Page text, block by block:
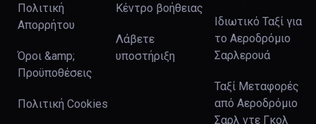
Πολιτική
Απορρήτου
Όροι &amp;
Προϋποθέσεις
Πολιτική Cookies
Κέντρο βοήθειας
Λάβετε
υποστήριξη
Ιδιωτικό Ταξί για
το Αεροδρόμιο
Σαρλερουά
Ταξί Μεταφορές
από Αεροδρόμιο
Σαρλ ντε Γκολ